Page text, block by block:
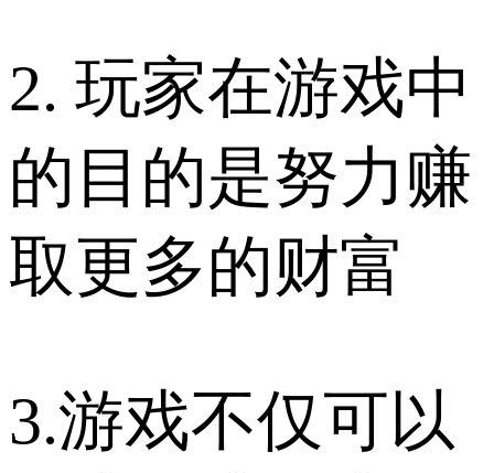
2. 玩家在游戏中
的目的是努力赚
取更多的财富
3.游戏不仅可以